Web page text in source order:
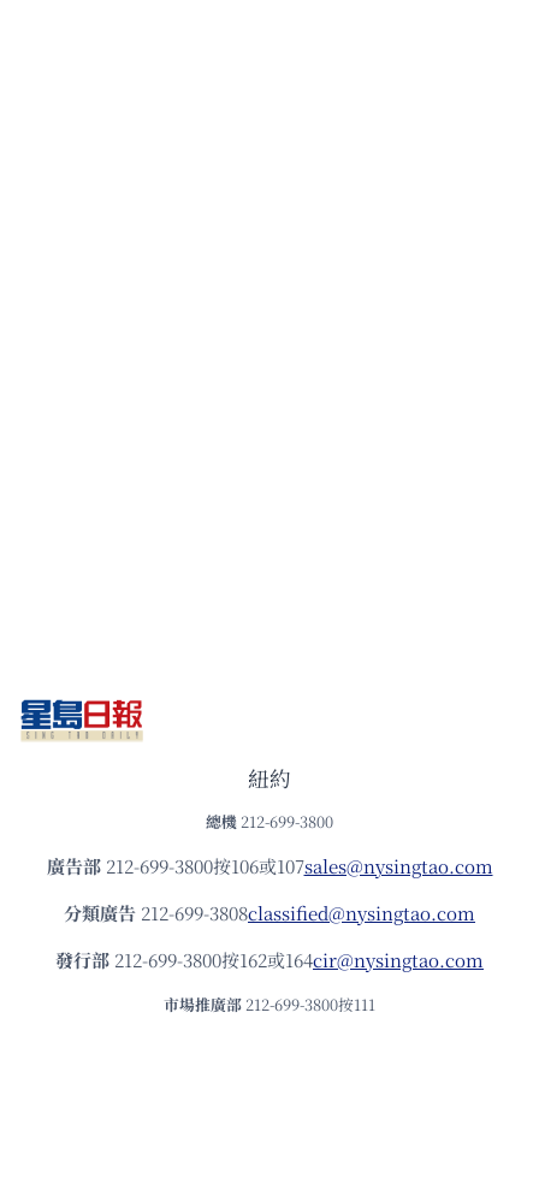
紐約
總機 212-699-3800
廣告部212-699-3800按106或107sales@nysingtao.com
分類廣告 212-699-3808classified@nysingtao.com
發⾏部 212-699-3800按162或164cir@nysingtao.com
市場推廣部 212-699-3800按111